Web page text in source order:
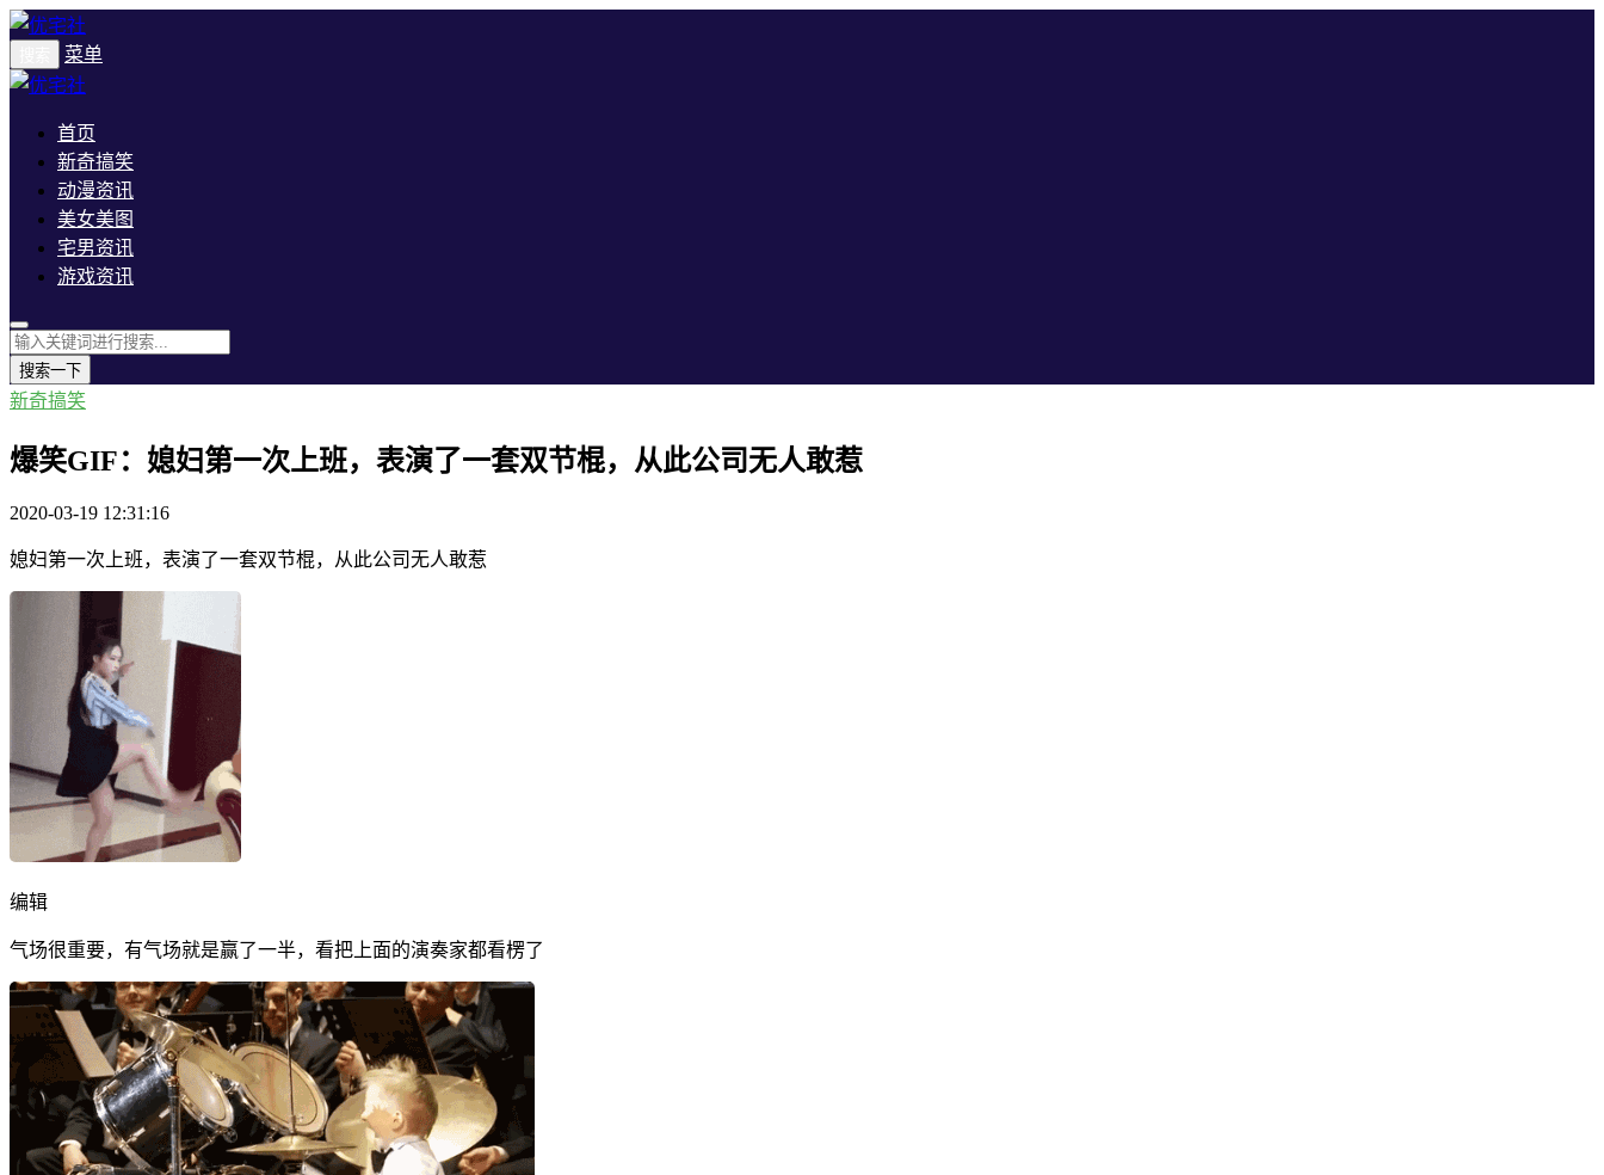
菜单
首页
新奇搞笑
动漫资讯
美女美图
宅男资讯
游戏资讯
搜索一下
新奇搞笑
爆笑GIF：媳妇第一次上班，表演了一套双节棍，从此公司无人敢惹
2020-03-19 12:31:16
媳妇第一次上班，表演了一套双节棍，从此公司无人敢惹
编辑
气场很重要，有气场就是赢了一半，看把上面的演奏家都看楞了